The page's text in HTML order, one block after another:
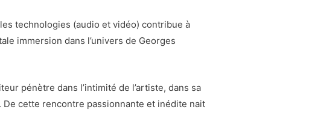
technologies (audio et vidéo) contribue à
immersion dans l’univers de Georges
pénètre dans l’intimité de l’artiste, dans sa
cette rencontre passionnante et inédite nait